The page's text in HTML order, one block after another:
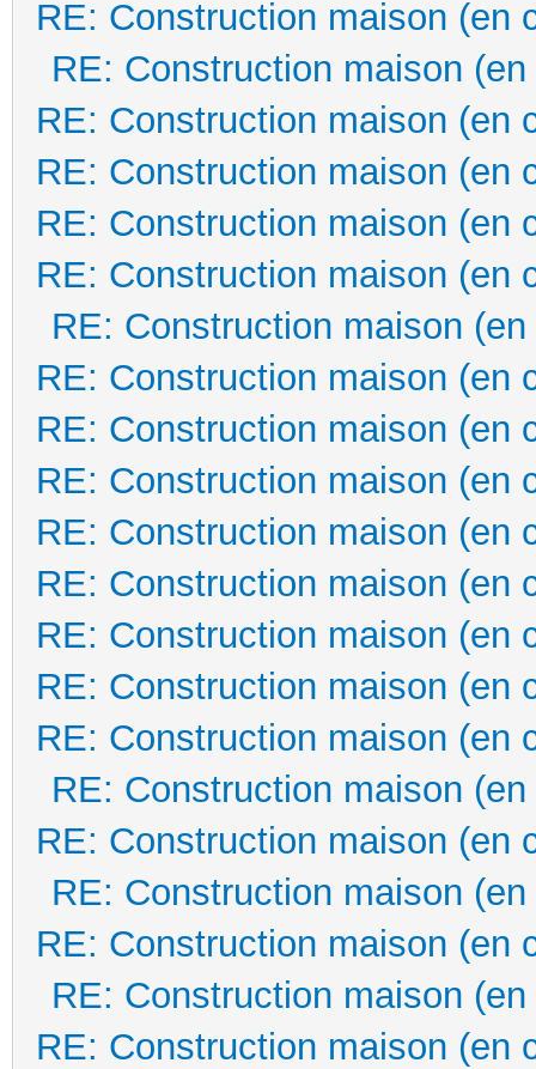
RE: Construction maison (en
RE: Construction maison
RE: Construction maison (en
RE: Construction maison (en
RE: Construction maison (en
RE: Construction maison (en
RE: Construction maison
RE: Construction maison (en
RE: Construction maison (en
RE: Construction maison (en
RE: Construction maison (en
RE: Construction maison (en
RE: Construction maison (en
RE: Construction maison (en
RE: Construction maison (en
RE: Construction maison
RE: Construction maison (en
RE: Construction maison
RE: Construction maison (en
RE: Construction maison
RE: Construction maison (en